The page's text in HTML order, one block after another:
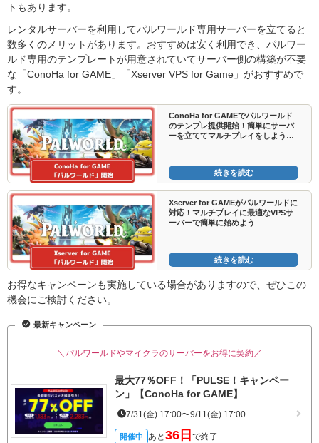
トもあります。
レンタルサーバーを利用してパルワールド専用サーバーを立てると
数多くのメリットがあります。おすすめは安く利用でき、パルワー
ルド専用のテンプレートが用意されていてサーバー側の構築が不要
な「ConoHa for GAME」「Xserver VPS for Game」がおすすめで
す。
ConoHa for GAMEでパルワールド
のテンプレ提供開始！簡単にサーバ
ーを立ててマルチプレイをしよう【P
続きを読む
Xserver for GAMEがパルワールドに
対応！マルチプレイに最適なVPSサ
ーバーで簡単に始めよう
続きを読む
お得なキャンペーンも実施している場合がありますので、ぜひこの
機会にご検討ください。
最新キャンペーン
＼パルワールドやマイクラのサーバーをお得に契約／
最大77％OFF！「PULSE！キャンペー
ン」【ConoHa for GAME】
7/31(金) 17:00〜9/11(金) 17:00
開催中 あと 36日 で終了